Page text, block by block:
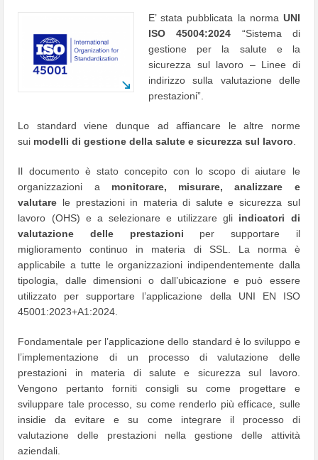
E’ stata pubblicata la norma UNI
ISO 45004:2024 “Sistema di
gestione per la salute e la
sicurezza sul lavoro – Linee di
indirizzo sulla valutazione delle
prestazioni”.
Lo standard viene dunque ad affiancare le altre norme
sui modelli di gestione della salute e sicurezza sul lavoro
Il documento è stato concepito con lo scopo di aiutare le
organizzazioni a monitorare, misurare, analizzare e
valutare le prestazioni in materia di salute e sicurezza sul
lavoro (OHS) e a selezionare e utilizzare gli indicatori di
valutazione delle prestazioni per supportare il
miglioramento continuo in materia di SSL. La norma è
applicabile a tutte le organizzazioni indipendentemente dalla
tipologia, dalle dimensioni o dall’ubicazione e può essere
utilizzato per supportare l’applicazione della UNI EN ISO
45001:2023+A1:2024.
Fondamentale per l’applicazione dello standard è lo sviluppo e
l’implementazione di un processo di valutazione delle
prestazioni in materia di salute e sicurezza sul lavoro.
Vengono pertanto forniti consigli su come progettare e
sviluppare tale processo, su come renderlo più efficace, sulle
insidie da evitare e su come integrare il processo di
valutazione delle prestazioni nella gestione delle attività
aziendali.